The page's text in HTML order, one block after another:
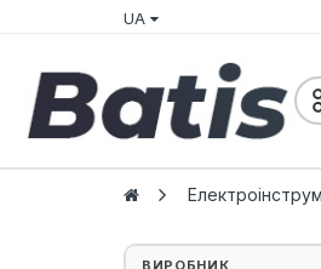
UA
ВИРОБНИК